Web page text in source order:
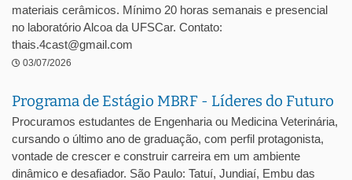
materiais cerâmicos. Mínimo 20 horas semanais e presencial
no laboratório Alcoa da UFSCar. Contato:
thais.4cast@gmail.com
03/07/2026
Programa de Estágio MBRF - Líderes do Futuro
Procuramos estudantes de Engenharia ou Medicina Veterinária,
cursando o último ano de graduação, com perfil protagonista,
vontade de crescer e construir carreira em um ambiente
dinâmico e desafiador. São Paulo: Tatuí, Jundiaí, Embu das